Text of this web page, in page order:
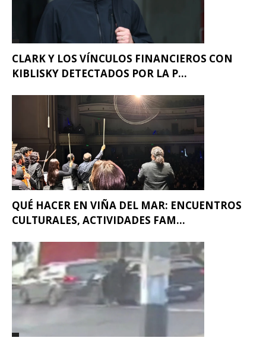
CLARK Y LOS VÍNCULOS FINANCIEROS CON
KIBLISKY DETECTADOS POR LA P...
QUÉ HACER EN VIÑA DEL MAR: ENCUENTROS
CULTURALES, ACTIVIDADES FAM...